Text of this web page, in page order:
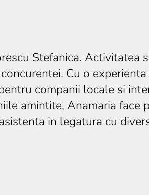
Stefanica. Activitatea
Cu o
companii locale si
amintite, Anamaria face
in legatura cu